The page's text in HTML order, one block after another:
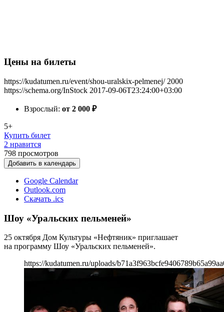
Цены на билеты
https://kudatumen.ru/event/shou-uralskix-pelmenej/ 2000
https://schema.org/InStock 2017-09-06T23:24:00+03:00
Взрослый: от 2 000 ₽
5+
Купить билет
2 нравится
798 просмотров
Добавить в календарь
Google Calendar
Outlook.com
Скачать .ics
Шоу «Уральских пельменей»
25 октября Дом Культуры «Нефтяник» приглашает
на программу Шоу «Уральских пельменей».
https://kudatumen.ru/uploads/